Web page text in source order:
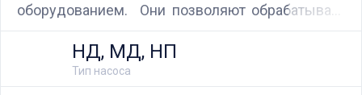
оборудованием. Они позволяют обрабатывать
сигналы с различных устройств, регистрировать
данные и управлять технологическими
процессами дозирования.
Тип насоса
НД, МД, НП